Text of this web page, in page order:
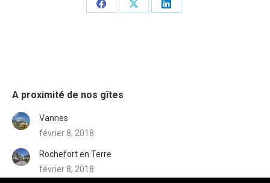
Share
Share
Share
A proximité de nos gîtes
Vannes
février 8, 2018
Rochefort en Terre
février 8, 2018